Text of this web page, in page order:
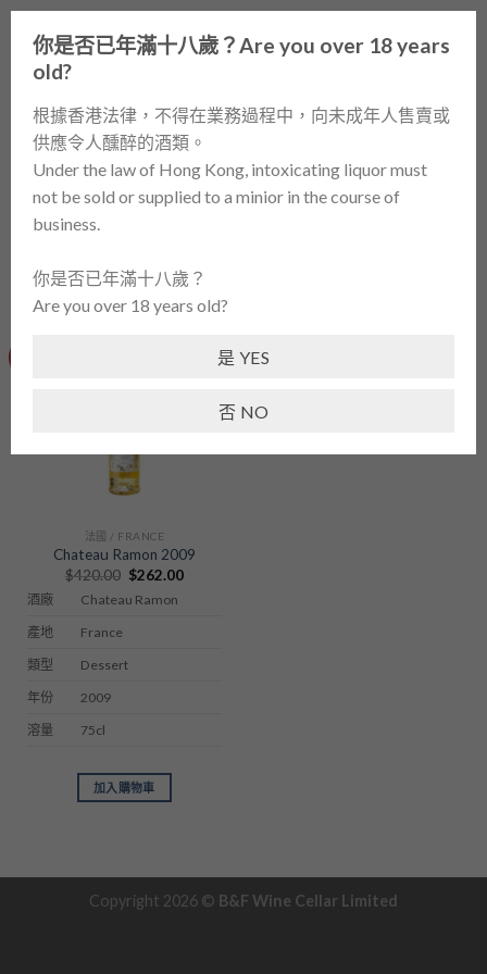
Skip
content
首頁 / 酒類產品 / WINES / 甜酒 / DESSERT WINE / 法國
篩選
法國 / FRANCE
Chateau Ramon 2009
$420.00 Original
price
was:
$262.00Current
酒廠 Chateau Ramon
產地 France
類型 Dessert
年份 2009
溶量 75cl
加入購物車
Copyright 2026 © B&F Wine Cellar Limited
你是否已年滿十八歲？Are you over 18 years
old?
根據香港法律，不得在業務過程中，向未成年人售賣或
供應令人醺醉的酒類。
Under the law of Hong Kong, intoxicating liquor must
not be sold or supplied to a minior in the course of
business.
你是否已年滿十八歲？
Are you over 18 years old?
是 YES
否 NO